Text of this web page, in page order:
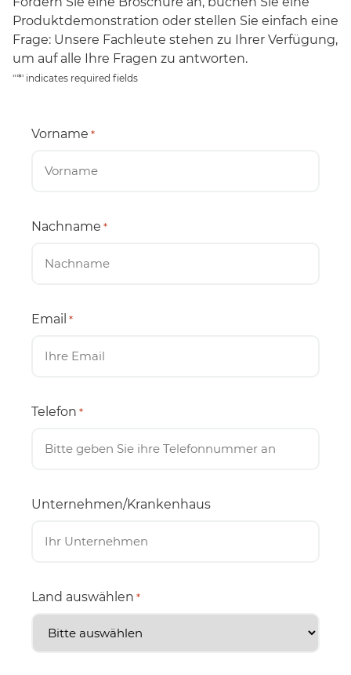
Produktdemonstration oder stellen Sie einfach eine
Frage: Unsere Fachleute stehen zu Ihrer Verfügung,
um auf alle Ihre Fragen zu antworten.
"'*' indicates required fields
Vorname *
Nachname *
Email *
Telefon *
Unternehmen/Krankenhaus
Land auswählen *